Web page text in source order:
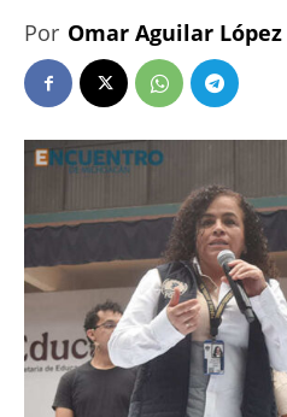
Por Omar Aguilar López